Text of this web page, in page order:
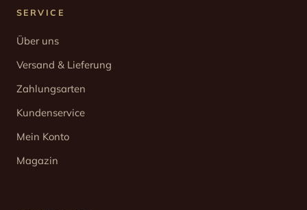
SERVICE
Über uns
Versand & Lieferung
Zahlungsarten
Kundenservice
Mein Konto
Magazin